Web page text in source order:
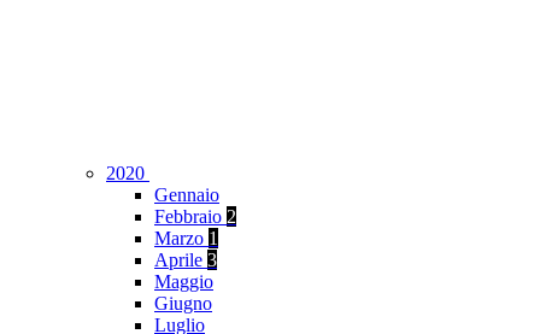
2020
Gennaio
Febbraio 2
Marzo 1
Aprile 3
Maggio
Giugno
Luglio